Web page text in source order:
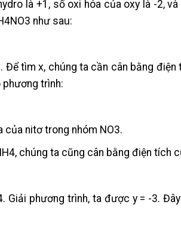
là +1, số oxi hóa của oxy là -2,
như sau:
Để tìm x, chúng ta cần cân bằng
phương trình:
của nitơ trong nhóm NO3.
chúng ta cũng cân bằng điện tích
Giải phương trình, ta được y = -3.